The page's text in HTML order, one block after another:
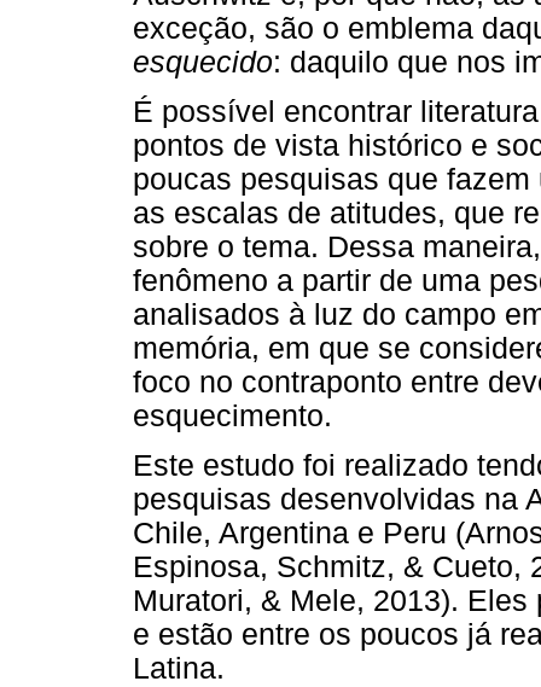
exceção, são o emblema
esquecido: daquilo que nos
É possível encontrar
pontos de vista histórico e
poucas pesquisas que
as escalas de atitudes, que
sobre o tema. Dessa
fenômeno a partir de uma
analisados à luz do campo
memória, em que se
foco no contraponto entre
esquecimento.
Este estudo foi realizado
pesquisas desenvolvidas na
Chile, Argentina e Peru
Espinosa, Schmitz, & Cueto,
Muratori, & Mele, 2013).
e estão entre os poucos já
Latina.